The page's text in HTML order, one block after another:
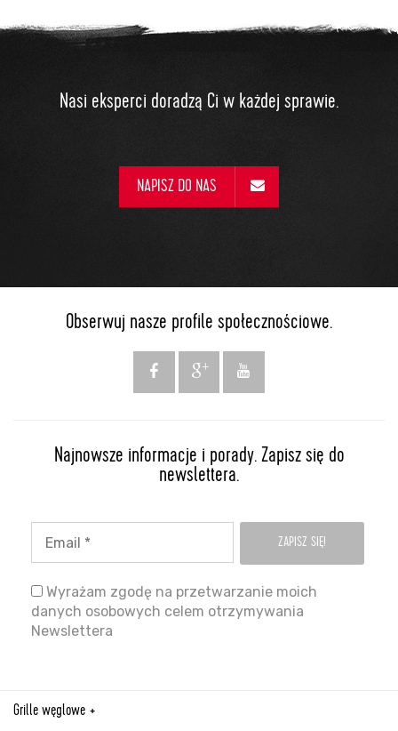
Nasi eksperci doradzą Ci w każdej sprawie.
NAPISZ DO NAS
Obserwuj nasze profile społecznościowe.
Najnowsze informacje i porady. Zapisz się do
newslettera.
Wyrażam zgodę na przetwarzanie moich
danych osobowych celem otrzymywania
Newslettera
Grille węglowe